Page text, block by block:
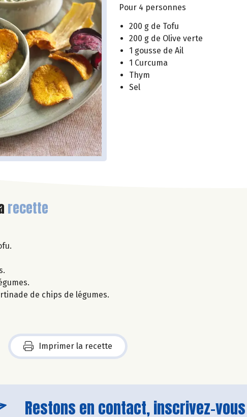
Pour 4 personnes
200 g de Tofu
200 g de Olive verte
1 gousse de Ail
1 Curcuma
Thym
Sel
recette
de chips de légumes.
Imprimer la recette
Restons en contact, inscrivez-